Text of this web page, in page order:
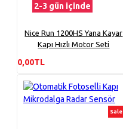
2-3 gün içinde
Nice Run 1200HS Yana Kayar
Kapı Hızlı Motor Seti
0,00TL
Sale